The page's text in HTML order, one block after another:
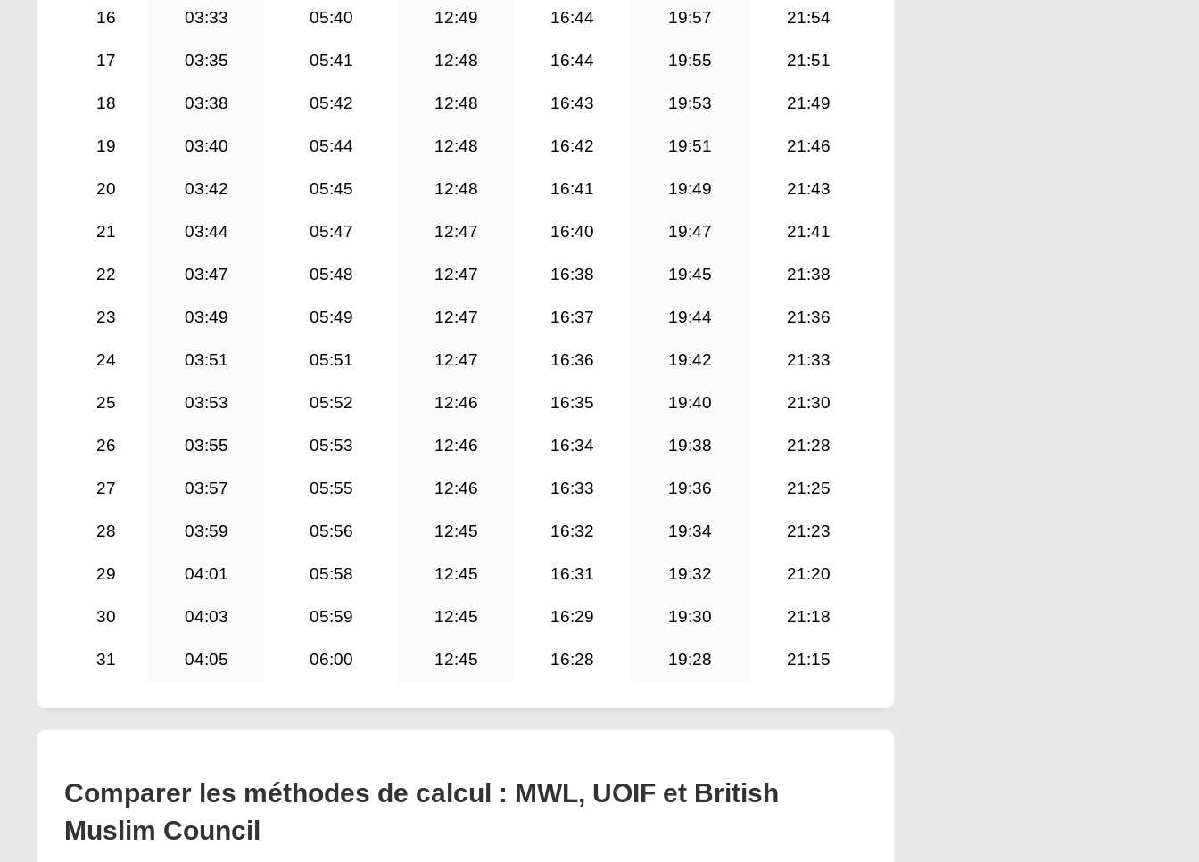
16 03:33 05:40 12:49 16:44 19:57 21:54
17 03:35 05:41 12:48 16:44 19:55 21:51
18 03:38 05:42 12:48 16:43 19:53 21:49
19 03:40 05:44 12:48 16:42 19:51 21:46
20 03:42 05:45 12:48 16:41 19:49 21:43
21 03:44 05:47 12:47 16:40 19:47 21:41
22 03:47 05:48 12:47 16:38 19:45 21:38
23 03:49 05:49 12:47 16:37 19:44 21:36
24 03:51 05:51 12:47 16:36 19:42 21:33
25 03:53 05:52 12:46 16:35 19:40 21:30
26 03:55 05:53 12:46 16:34 19:38 21:28
27 03:57 05:55 12:46 16:33 19:36 21:25
28 03:59 05:56 12:45 16:32 19:34 21:23
29 04:01 05:58 12:45 16:31 19:32 21:20
30 04:03 05:59 12:45 16:29 19:30 21:18
31 04:05 06:00 12:45 16:28 19:28 21:15
Comparer les méthodes de calcul : MWL, UOIF et British
Muslim Council